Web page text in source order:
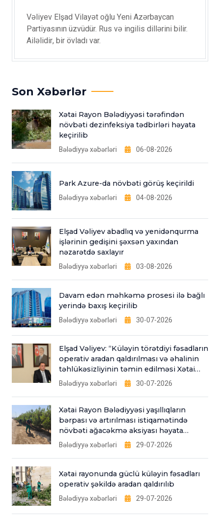
Vəliyev Elşad Vilayət oğlu Yeni Azərbaycan
Partiyasının üzvüdür. Rus və ingilis dillərini bilir.
Ailəlidir, bir övladı var.
Son Xəbərlər
Xətai Rayon Bələdiyyəsi tərəfindən
növbəti dezinfeksiya tədbirləri həyata
keçirilib
Bələdiyyə xəbərləri 06-08-2026
Park Azure-da növbəti görüş keçirildi
Bələdiyyə xəbərləri 04-08-2026
Elşad Vəliyev abadlıq və yenidənqurma
işlərinin gedişini şəxsən yaxından
nəzarətdə saxlayır
Bələdiyyə xəbərləri 03-08-2026
Davam edən məhkəmə prosesi ilə bağlı
yerində baxış keçirilib
Bələdiyyə xəbərləri 30-07-2026
Elşad Vəliyev: “Küləyin törətdiyi fəsadların
operativ aradan qaldırılması və əhalinin
təhlükəsizliyinin təmin edilməsi Xətai
Bələdiyyəsinin əsas fəaliyyət
istiqamətlərindəndir”
Bələdiyyə xəbərləri 30-07-2026
Xətai Rayon Bələdiyyəsi yaşıllıqların
bərpası və artırılması istiqamətində
növbəti ağacəkmə aksiyası həyata
keçirib
Bələdiyyə xəbərləri 29-07-2026
Xətai rayonunda güclü küləyin fəsadları
operativ şəkildə aradan qaldırılıb
Bələdiyyə xəbərləri 29-07-2026